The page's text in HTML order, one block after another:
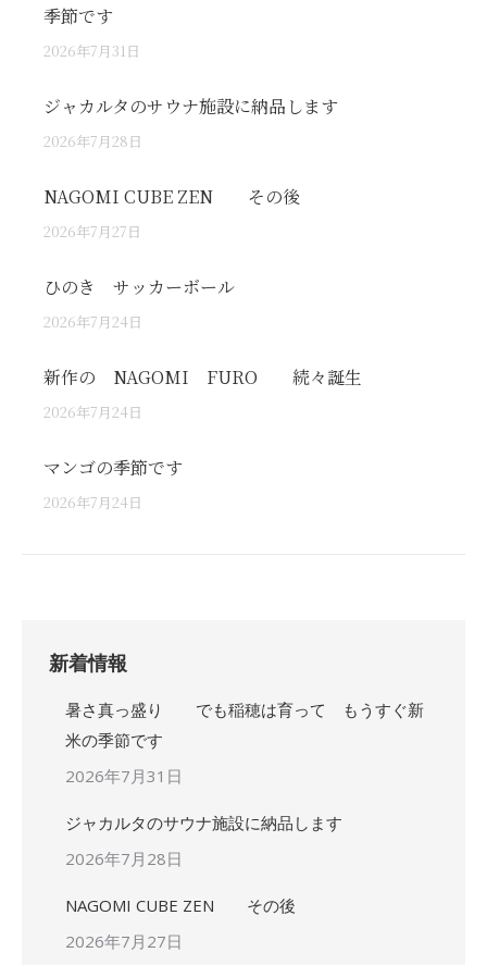
季節です
2026年7月31日
ジャカルタのサウナ施設に納品します
2026年7月28日
NAGOMI CUBE ZEN その後
2026年7月27日
ひのき サッカーボール
2026年7月24日
新作の NAGOMI FURO 続々誕生
2026年7月24日
マンゴの季節です
2026年7月24日
新着情報
暑さ真っ盛り でも稲穂は育って もうすぐ新
米の季節です
2026年7月31日
ジャカルタのサウナ施設に納品します
2026年7月28日
NAGOMI CUBE ZEN その後
2026年7月27日